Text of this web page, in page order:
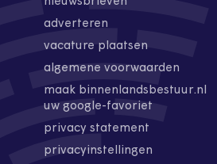
adverteren
vacature plaatsen
algemene voorwaarden
maak binnenlandsbestuur.nl
uw google-favoriet
privacy statement
privacyinstellingen